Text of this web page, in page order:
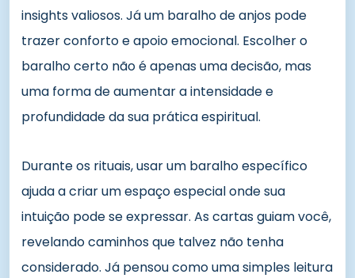
insights valiosos. Já um baralho de anjos pode
trazer conforto e apoio emocional. Escolher o
baralho certo não é apenas uma decisão, mas
uma forma de aumentar a intensidade e
profundidade da sua prática espiritual.
Durante os rituais, usar um baralho específico
ajuda a criar um espaço especial onde sua
intuição pode se expressar. As cartas guiam você,
revelando caminhos que talvez não tenha
considerado. Já pensou como uma simples leitura